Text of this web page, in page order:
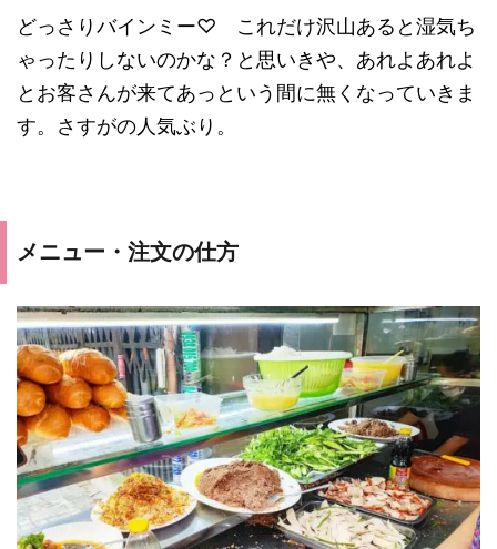
どっさりバインミー♡ これだけ沢山あると湿気ち
ゃったりしないのかな？と思いきや、あれよあれよ
とお客さんが来てあっという間に無くなっていきま
す。さすがの人気ぶり。
メニュー・注文の仕方